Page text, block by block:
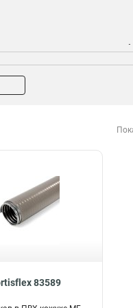
59
Резьба
Да
83589